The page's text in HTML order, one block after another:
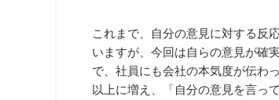
これまで、自分の意見に対する反
いますが、今回は自らの意見が確
で、社員にも会社の本気度が伝わ
以上に増え、「自分の意見を言っ